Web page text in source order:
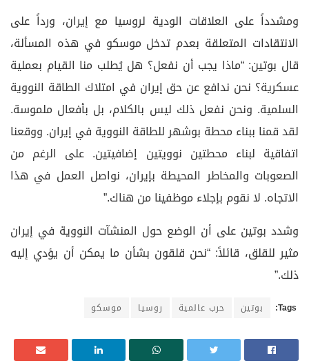
ومشدداً على العلاقات الودية لروسيا مع إيران، ورداً على
الانتقادات المتعلقة بعدم تدخل موسكو في هذه المسألة،
قال بوتين: “ماذا يجب أن نفعل؟ هل يُطلب منا القيام بعملية
عسكرية؟ نحن ندافع عن حق إيران في امتلاك الطاقة النووية
السلمية. ونحن نفعل ذلك ليس بالكلام، بل بأفعال ملموسة.
لقد قمنا ببناء محطة بوشهر للطاقة النووية في إيران. ووقعنا
اتفاقية لبناء محطتين نوويتين إضافيتين. على الرغم من
الصعوبات والمخاطر المحيطة بإيران، نواصل العمل في هذا
الاتجاه. لا نقوم بإجلاء موظفينا من هناك.”
وشدد بوتين على أن الوضع حول المنشآت النووية في إيران
مثير للقلق، قائلاً: “نحن قلقون بشأن ما يمكن أن يؤدي إليه
ذلك.”
Tags: بوتين حرب عالمية روسيا موسكو